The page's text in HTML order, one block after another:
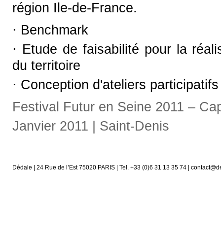
région Ile-de-France.
⋅ Benchmark
⋅ Etude de faisabilité pour la
du territoire
⋅ Conception d'ateliers
Festival Futur en Seine 2011 –
Janvier 2011 | Saint-Denis
Dédale | 24 Rue de l’Est 75020 PARIS | Tel. +33 (0)6 31 13 35 74 |